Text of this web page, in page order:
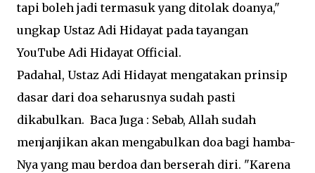
tapi boleh jadi termasuk yang ditolak doanya,"
ungkap Ustaz Adi Hidayat pada tayangan
YouTube Adi Hidayat Official.
Padahal, Ustaz Adi Hidayat mengatakan prinsip
dasar dari doa seharusnya sudah pasti
dikabulkan. Baca Juga : Sebab, Allah sudah
menjanjikan akan mengabulkan doa bagi hamba-
Nya yang mau berdoa dan berserah diri. "Karena